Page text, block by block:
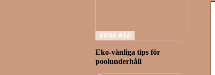
GODA RÅD
Eko-vänliga tips för
poolunderhåll